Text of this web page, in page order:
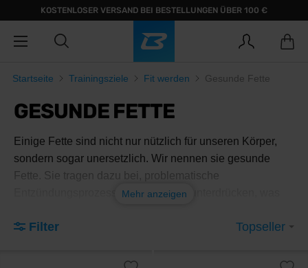
KOSTENLOSER VERSAND BEI BESTELLUNGEN ÜBER 100 €
Startseite Trainingsziele Fit werden Gesunde Fette
GESUNDE FETTE
Einige Fette sind nicht nur nützlich für unseren Körper,
sondern sogar unersetzlich. Wir nennen sie gesunde
Fette. Sie tragen dazu bei, problematische
Entzündungsprozesse im Körper zu unterdrücken, was
von Muskel- und Gelenkschmerzen nach intensiver
beeinflussen sie insbesondere die Gesundheit des Herz-
Mehr anzeigen
Filter Topseller